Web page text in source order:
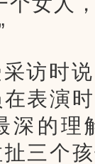
访时
表演
深的理
三个